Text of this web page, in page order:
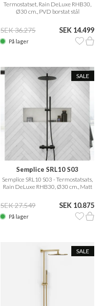
Termostatset, Rain DeLuxe RHB30,
Ø30 cm., PVD borstat stål
SEK 36.275 SEK 14.499
På lager
SALE
Semplice SRL10 S03
Semplice SRL10 S03 - Termostatsats,
Rain DeLuxe RHB30, Ø30 cm., Matt
SEK 27.549 SEK 10.875
På lager
SALE